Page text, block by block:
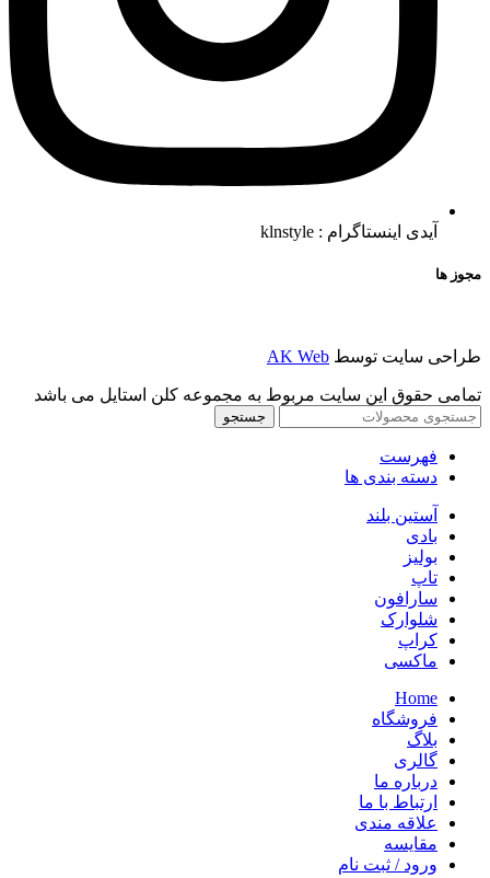
آیدی اینستاگرام : klnstyle
مجوز ها
طراحی سایت توسط AK Web
تمامی حقوق این سایت مربوط به مجموعه کلن استایل می باشد
جستجو
فهرست
دسته بندی ها
آستین بلند
بادی
بولیز
تاپ
سارافون
شلوارک
کراپ
ماکسی
Home
فروشگاه
بلاگ
گالری
درباره ما
ارتباط با ما
علاقه مندی
مقایسه
ورود / ثبت نام